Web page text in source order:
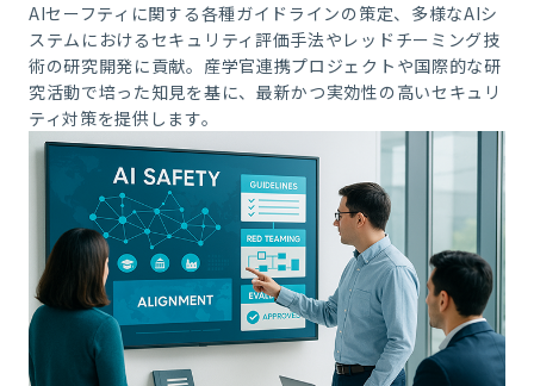
AIセーフティに関する各種ガイドラインの策定、多様なAIシ
ステムにおけるセキュリティ評価手法やレッドチーミング技
術の研究開発に貢献。産学官連携プロジェクトや国際的な研
究活動で培った知見を基に、最新かつ実効性の高いセキュリ
ティ対策を提供します。